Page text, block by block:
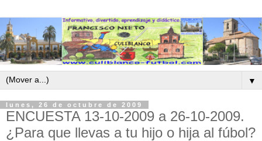
▼
lunes, 26 de octubre de 2009
ENCUESTA 13-10-2009 a 26-10-2009.
¿Para que llevas a tu hijo o hija al fúbol?